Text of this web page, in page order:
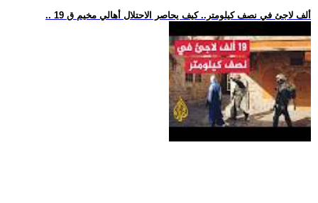
.. 19 ألف لاجئ في نصف كيلومتر.. كيف يحاصر الاحتلال أهالي مخيم ق